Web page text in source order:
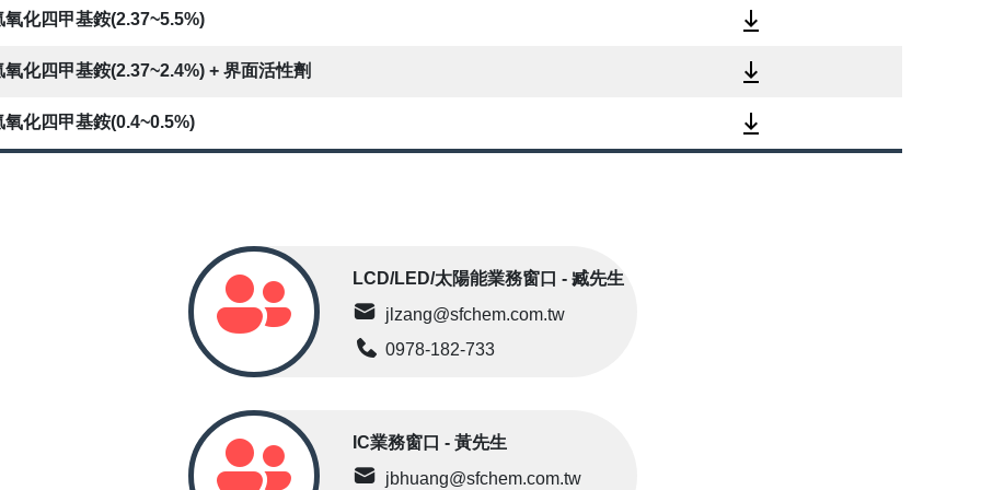
氧化四甲基銨(2.37~5.5%)
氧化四甲基銨(2.37~2.4%) + 界面活性劑
氧化四甲基銨(0.4~0.5%)
LCD/LED/太陽能業務窗口 - 臧先生
jlzang@sfchem.com.tw
0978-182-733
IC業務窗口 - 黃先生
jbhuang@sfchem.com.tw